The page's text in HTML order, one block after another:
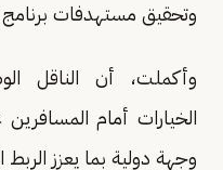
وتحقيق مستهدفات برنامج
وأكملت، أن الناقل
وجهة دولية بما يعزز